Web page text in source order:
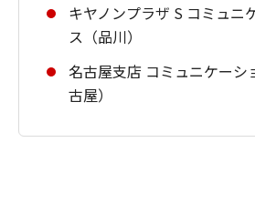
キヤノンプラザ S コミュニ
ス（品川）
名古屋支店 コミュニケーシ
古屋）